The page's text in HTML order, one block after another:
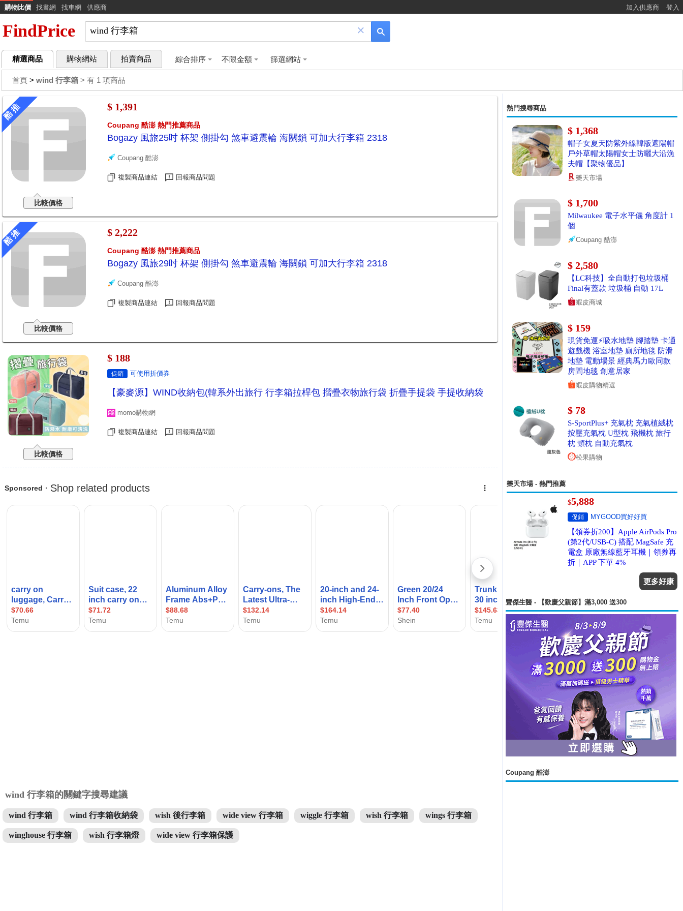
購物比價 找書網 找車網 供應商 加入供應商 登入
FindPrice ×
精選商品 購物網站 拍賣商品 綜合排序 不限金額 篩選網站
首頁 > wind 行李箱 > 有 1 項商品
酷 推
比較價格
$ 1,391
Coupang 酷澎 熱門推薦商品
Bogazy 風旅25吋 杯架 側掛勾 煞車避震輪 海關鎖 可加大行李箱 2318
Coupang 酷澎
複製商品連結 回報商品問題
酷 推
比較價格
$ 2,222
Coupang 酷澎 熱門推薦商品
Bogazy 風旅29吋 杯架 側掛勾 煞車避震輪 海關鎖 可加大行李箱 2318
Coupang 酷澎
複製商品連結 回報商品問題
比較價格
$ 188
促銷 可使用折價券
【豪麥源】WIND收納包(韓系外出旅行 行李箱拉桿包 摺疊衣物旅行袋 折疊手提袋 手提收納袋
momo購物網
複製商品連結 回報商品問題
wind 行李箱的關鍵字搜尋建議
wind 行李箱 wind 行李箱收納袋 wish 後行李箱 wide view 行李箱 wiggle 行李箱 wish 行李箱 wings 行李箱
winghouse 行李箱 wish 行李箱燈 wide view 行李箱保護
熱門搜尋商品
$ 1,368
帽子女夏天防紫外線韓版遮陽帽
戶外草帽太陽帽女士防曬大沿漁
夫帽【聚物優品】
樂天市場
$ 1,700
Milwaukee 電子水平儀 角度計 1
個
Coupang 酷澎
$ 2,580
【LC科技】全自動打包垃圾桶
Final有蓋款 垃圾桶 自動 17L
蝦皮商城
$ 159
現貨免運⚡️吸水地墊 腳踏墊 卡通
遊戲機 浴室地墊 廁所地毯 防滑
地墊 電動場景 經典馬力歐同款
房間地毯 創意居家
蝦皮購物精選
$ 78
S-SportPlus+ 充氣枕 充氣植絨枕
按壓充氣枕 U型枕 飛機枕 旅行
枕 頸枕 自動充氣枕
松果購物
樂天市場 - 熱門推薦
$5,888
促銷 MYGOOD買好好買
【領券折200】Apple AirPods Pro
(第2代/USB-C) 搭配 MagSafe 充
電盒 原廠無線藍牙耳機｜領券再
折｜APP 下單 4%
更多好康
豐傑生醫 - 【歡慶父親節】滿3,000 送300
Coupang 酷澎